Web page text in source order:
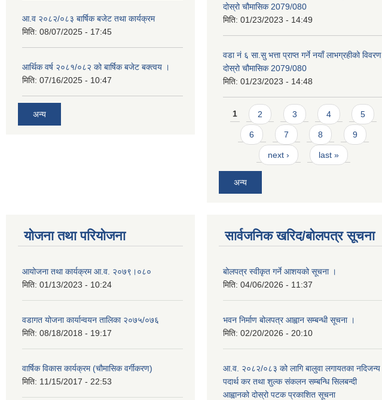
आ.व २०८२/०८३ बार्षिक बजेट तथा कार्यक्रम
मिति: 08/07/2025 - 17:45
आर्थिक वर्ष २०८१/०८२ को बार्षिक बजेट बक्त्वय ।
मिति: 07/16/2025 - 10:47
अन्य
दोस्रो चौमासिक 2079/080
मिति: 01/23/2023 - 14:49
वडा नं ६ सा.सु भत्ता प्राप्त गर्ने नयाँ लाभग्रहीको विवरण
दोस्रो चौमासिक 2079/080
मिति: 01/23/2023 - 14:48
Pages
1 2 3 4 5
6 7 8 9
next › last »
अन्य
योजना तथा परियोजना
आयोजना तथा कार्यक्रम आ.व. २०७९।०८०
मिति: 01/13/2023 - 10:24
वडागत योजना कार्यान्वयन तालिका २०७५/०७६
मिति: 08/18/2018 - 19:17
वार्षिक विकास कार्यक्रम (चौमासिक वर्गीकरण)
मिति: 11/15/2017 - 22:53
सार्वजनिक खरिद/बोलपत्र सूचना
बोलपत्र स्वीकृत गर्ने आशयको सूचना ।
मिति: 04/06/2026 - 11:37
भवन निर्माण बोलपत्र आह्वान सम्बन्धी सूचना ।
मिति: 02/20/2026 - 20:10
आ.व. २०८२/०८३ को लागि बालुवा लगायतका नदिजन्य
पदार्थ कर तथा शुल्क संकलन सम्बन्धि सिलबन्दी
आह्वानको दोस्रो पटक प्रकाशित सूचना